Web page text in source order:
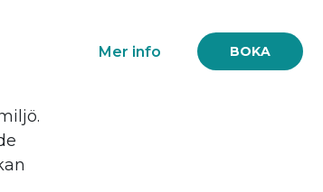
BOKA
Mer info